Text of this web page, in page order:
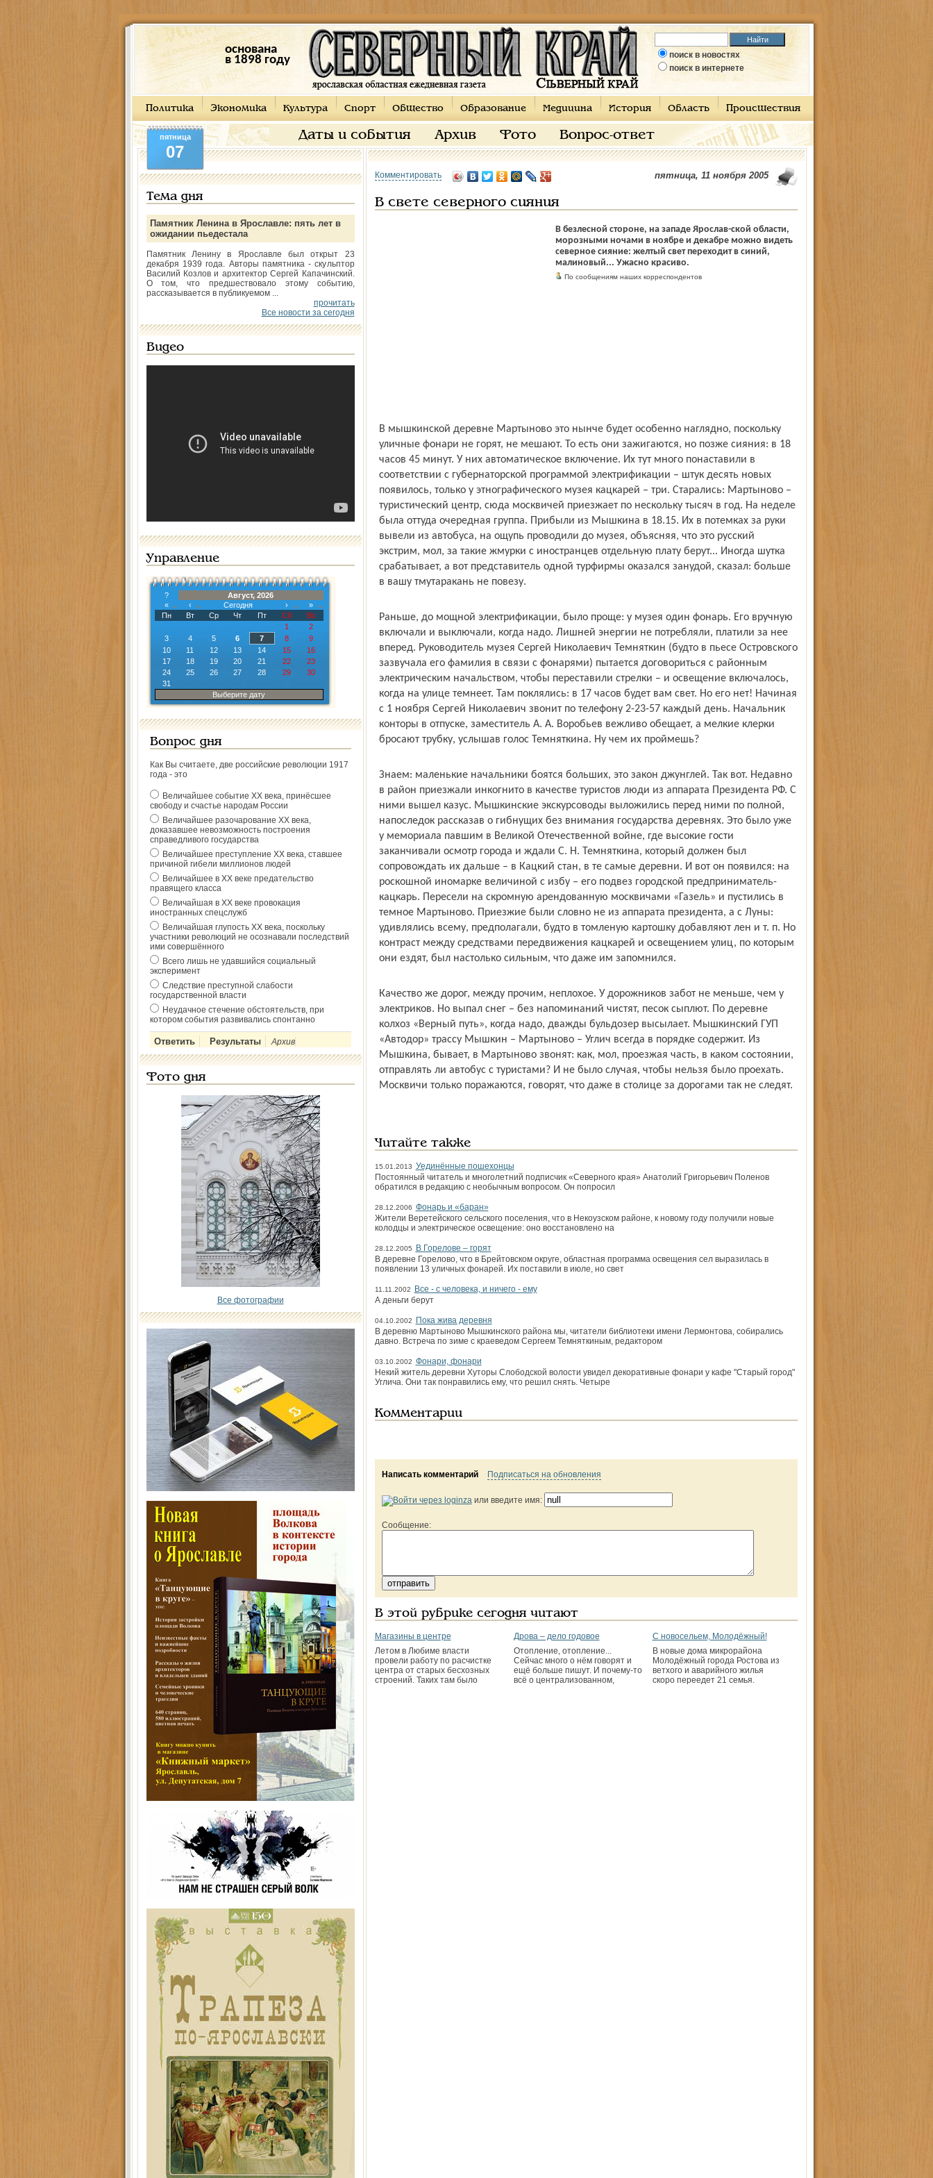
основана
в 1898 году
поиск в новостях
поиск в интернете
Политика Экономика Культура Спорт Общество Образование Медицина История Область Происшествия
Даты и события Архив Фото Вопрос-ответ
пятница
07
Тема дня
Памятник Ленина в Ярославле: пять лет в
ожидании пьедестала
Памятник Ленину в Ярославле был открыт 23
декабря 1939 года. Авторы памятника - скульптор
Василий Козлов и архитектор Сергей Капачинский.
О том, что предшествовало этому событию,
рассказывается в публикуемом ...
прочитать
Все новости за сегодня
Видео
Управление
?
Август, 2026
«
‹ Сегодня ›
»
Пн
Вт Ср Чт Пт Сб
Вс
1
2
3
4 5 6 7 8
9
10
11 12 13 14 15
16
17
18 19 20 21 22
23
24
25 26 27 28 29
30
31
Выберите дату
Вопрос дня
Как Вы считаете, две российские революции 1917
года - это
Величайшее событие ХХ века, принёсшее
свободу и счастье народам России
Величайшее разочарование ХХ века,
доказавшее невозможность построения
справедливого государства
Величайшее преступление ХХ века, ставшее
причиной гибели миллионов людей
Величайшее в ХХ веке предательство
правящего класса
Величайшая в ХХ веке провокация
иностранных спецслужб
Величайшая глупость ХХ века, поскольку
участники революций не осознавали последствий
ими совершённого
Всего лишь не удавшийся социальный
эксперимент
Следствие преступной слабости
государственной власти
Неудачное стечение обстоятельств, при
котором события развивались спонтанно
Архив
Фото дня
Все фотографии
Комментировать пятница, 11 ноября 2005
В свете северного сияния
В безлесной стороне, на западе Ярослав-ской области,
морозными ночами в ноябре и декабре можно видеть
северное сияние: желтый свет переходит в синий,
малиновый... Ужасно красиво.
По сообщениям наших корреспондентов
В мышкинской деревне Мартыново это нынче будет особенно наглядно, поскольку
уличные фонари не горят, не мешают. То есть они зажигаются, но позже сияния: в 18
часов 45 минут. У них автоматическое включение. Их тут много понаставили в
соответствии с губернаторской программой электрификации – штук десять новых
появилось, только у этнографического музея кацкарей – три. Старались: Мартыново –
туристический центр, сюда москвичей приезжает по нескольку тысяч в год. На неделе
была оттуда очередная группа. Прибыли из Мышкина в 18.15. Их в потемках за руки
вывели из автобуса, на ощупь проводили до музея, объясняя, что это русский
экстрим, мол, за такие жмурки с иностранцев отдельную плату берут... Иногда шутка
срабатывает, а вот представитель одной турфирмы оказался занудой, сказал: больше
в вашу тмутаракань не повезу.
Раньше, до мощной электрификации, было проще: у музея один фонарь. Его вручную
включали и выключали, когда надо. Лишней энергии не потребляли, платили за нее
вперед. Руководитель музея Сергей Николаевич Темняткин (будто в пьесе Островского
зазвучала его фамилия в связи с фонарями) пытается договориться с районным
электрическим начальством, чтобы переставили стрелки – и освещение включалось,
когда на улице темнеет. Там поклялись: в 17 часов будет вам свет. Но его нет! Начиная
с 1 ноября Сергей Николаевич звонит по телефону 2-23-57 каждый день. Начальник
конторы в отпуске, заместитель А. А. Воробьев вежливо обещает, а мелкие клерки
бросают трубку, услышав голос Темняткина. Ну чем их проймешь?
Знаем: маленькие начальники боятся больших, это закон джунглей. Так вот. Недавно
в район приезжали инкогнито в качестве туристов люди из аппарата Президента РФ. С
ними вышел казус. Мышкинские экскурсоводы выложились перед ними по полной,
напоследок рассказав о гибнущих без внимания государства деревнях. Это было уже
у мемориала павшим в Великой Отечественной войне, где высокие гости
заканчивали осмотр города и ждали С. Н. Темняткина, который должен был
сопровождать их дальше – в Кацкий стан, в те самые деревни. И вот он появился: на
роскошной иномарке величиной с избу – его подвез городской предприниматель-
кацкарь. Пересели на скромную арендованную москвичами «Газель» и пустились в
темное Мартыново. Приезжие были словно не из аппарата президента, а с Луны:
удивлялись всему, предполагали, будто в томленую картошку добавляют лен и т. п. Но
контраст между средствами передвижения кацкарей и освещением улиц, по которым
они ездят, был настолько сильным, что даже им запомнился.
Качество же дорог, между прочим, неплохое. У дорожников забот не меньше, чем у
электриков. Но выпал снег – без напоминаний чистят, песок сыплют. По деревне
колхоз «Верный путь», когда надо, дважды бульдозер высылает. Мышкинский ГУП
«Автодор» трассу Мышкин – Мартыново – Углич всегда в порядке содержит. Из
Мышкина, бывает, в Мартыново звонят: как, мол, проезжая часть, в каком состоянии,
отправлять ли автобус с туристами? И не было случая, чтобы нельзя было проехать.
Москвичи только поражаются, говорят, что даже в столице за дорогами так не следят.
Читайте также
15.01.2013 Уединённые пошехонцы
Постоянный читатель и многолетний подписчик «Северного края» Анатолий Григорьевич Поленов
обратился в редакцию с необычным вопросом. Он попросил
28.12.2006 Фонарь и «баран»
Жители Веретейского сельского поселения, что в Некоузском районе, к новому году получили новые
колодцы и электрическое освещение: оно восстановлено на
28.12.2005
В Горелове – горят
В деревне Горелово, что в Брейтовском округе, областная программа освещения сел выразилась в
появлении 13 уличных фонарей. Их поставили в июле, но свет
11.11.2002
Все - с человека, и ничего - ему
А деньги берут
04.10.2002
Пока жива деревня
В деревню Мартыново Мышкинского района мы, читатели библиотеки имени Лермонтова, собирались
давно. Встреча по зиме с краеведом Сергеем Темняткиным, редактором
03.10.2002 Фонари, фонари
Некий житель деревни Хуторы Слободской волости увидел декоративные фонари у кафе "Старый город"
Углича. Они так понравились ему, что решил снять. Четыре
Комментарии
Написать комментарий Подписаться на обновления
или введите имя:
Сообщение:
В этой рубрике сегодня читают
Магазины в центре
Летом в Любиме власти
провели работу по расчистке
центра от старых бесхозных
строений. Таких там было
Дрова – дело годовое
Отопление, отопление...
Сейчас много о нём говорят и
ещё больше пишут. И почему-то
всё о централизованном,
С новосельем, Молодёжный!
В новые дома микрорайона
Молодёжный города Ростова из
ветхого и аварийного жилья
скоро переедет 21 семья.